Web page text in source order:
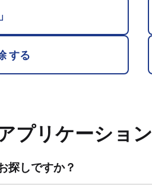
する
プリケーション
探しですか？